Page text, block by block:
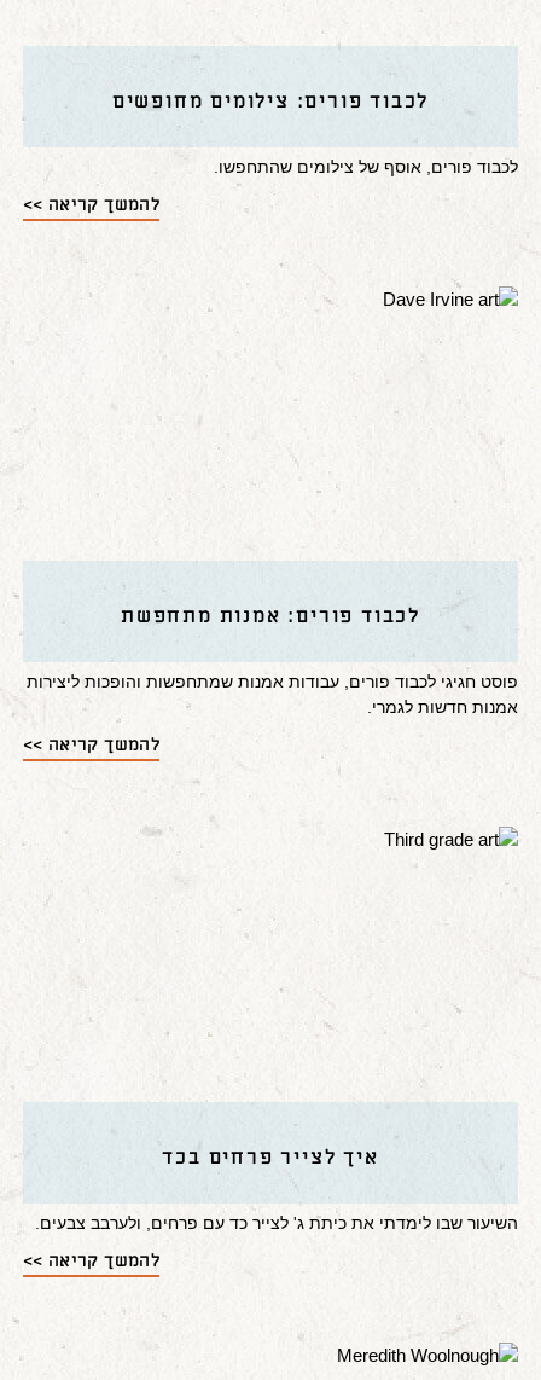
לכבוד פורים: צילומים מחופשים
לכבוד פורים, אוסף של צילומים שהתחפשו.
להמשך קריאה >>
לכבוד פורים: אמנות מתחפשת
פוסט חגיגי לכבוד פורים, עבודות אמנות שמתחפשות והופכות ליצירות
אמנות חדשות לגמרי.
להמשך קריאה >>
איך לצייר פרחים בכד
השיעור שבו לימדתי את כיתת ג' לצייר כד עם פרחים, ולערבב צבעים.
להמשך קריאה >>